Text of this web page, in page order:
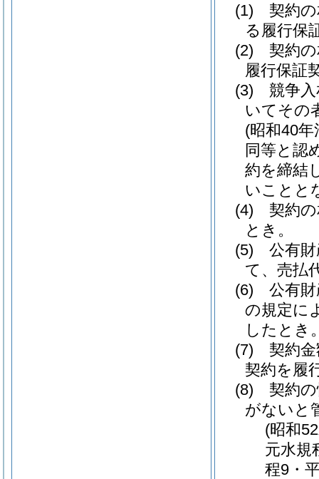
(1)
契約
る履行保
(2)
契約
履行保証
(3)
競争
いてその
(昭和40
同等と認
約を締結
いことと
(4)
契約
とき。
(5)
公有
て、売払
(6)
公有
の規定に
したとき
(7)
契約
契約を履
(8)
契約
がないと
(昭和
元水規
程9・